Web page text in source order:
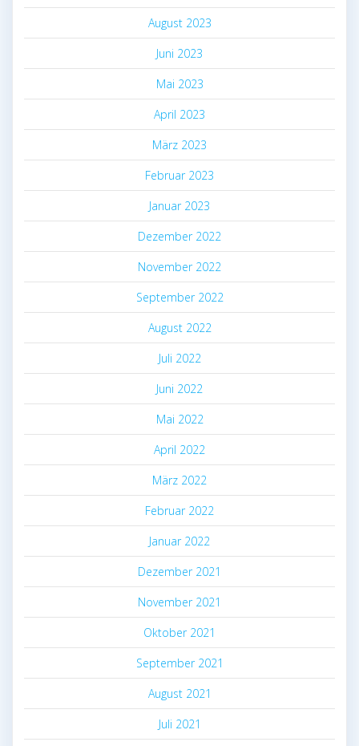
August 2023
Juni 2023
Mai 2023
April 2023
März 2023
Februar 2023
Januar 2023
Dezember 2022
November 2022
September 2022
August 2022
Juli 2022
Juni 2022
Mai 2022
April 2022
März 2022
Februar 2022
Januar 2022
Dezember 2021
November 2021
Oktober 2021
September 2021
August 2021
Juli 2021